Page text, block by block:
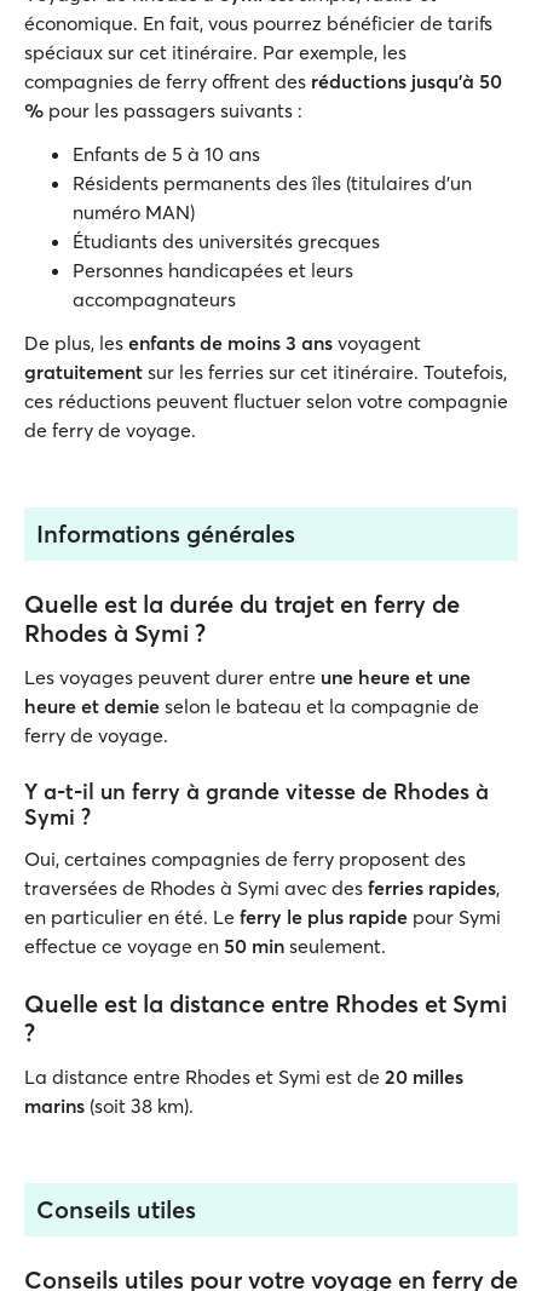
économique. En fait, vous pourrez bénéficier de tarifs
spéciaux sur cet itinéraire. Par exemple, les
compagnies de ferry offrent des réductions jusqu'à 50
% pour les passagers suivants :
Enfants de 5 à 10 ans
Résidents permanents des îles (titulaires d'un
numéro MAN)
Étudiants des universités grecques
Personnes handicapées et leurs
accompagnateurs
De plus, les enfants de moins 3 ans voyagent
gratuitement sur les ferries sur cet itinéraire. Toutefois,
ces réductions peuvent fluctuer selon votre compagnie
de ferry de voyage.
Informations générales
Quelle est la durée du trajet en ferry de
Rhodes à Symi ?
Les voyages peuvent durer entre une heure et une
heure et demie selon le bateau et la compagnie de
ferry de voyage.
Y a-t-il un ferry à grande vitesse de Rhodes à
Symi ?
Oui, certaines compagnies de ferry proposent des
traversées de Rhodes à Symi avec des ferries rapides,
en particulier en été. Le ferry le plus rapide pour Symi
effectue ce voyage en 50 min seulement.
Quelle est la distance entre Rhodes et Symi
?
La distance entre Rhodes et Symi est de 20 milles
marins (soit 38 km).
Conseils utiles
Conseils utiles pour votre voyage en ferry de